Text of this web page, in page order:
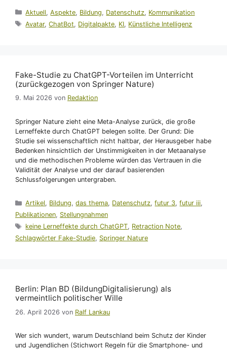
Kategorien
Aktuell,Aspekte, Bildung, Datenschutz, Kommunikation
Schlagwörter
Avatar,ChatBot, Digitalpakte, KI, Künstliche Intelligenz
Fake-Studie zu ChatGPT-Vorteilen im Unterricht
(zurückgezogen von Springer Nature)
9. Mai 2026 von Redaktion
Springer Nature zieht eine Meta-Analyse zurück, die große
Lerneffekte durch ChatGPT belegen sollte. Der Grund: Die
Studie sei wissenschaftlich nicht haltbar, der Herausgeber habe
Bedenken hinsichtlich der Unstimmigkeiten in der Metaanalyse
und die methodischen Probleme würden das Vertrauen in die
Validität der Analyse und der darauf basierenden
Schlussfolgerungen untergraben.
Kategorien
Artikel, Bildung,das thema, Datenschutz,futur 3,futur iii,
Publikationen, Stellungnahmen
Schlagwörter
keine Lerneffekte durch ChatGPT, Retraction Note,
Schlagwörter Fake-Studie, Springer Nature
Berlin: Plan BD (BildungDigitalisierung) als
vermeintlich politischer Wille
26. April 2026 von Ralf Lankau
Wer sich wundert, warum Deutschland beim Schutz der Kinder
und Jugendlichen (Stichwort Regeln für die Smartphone- und